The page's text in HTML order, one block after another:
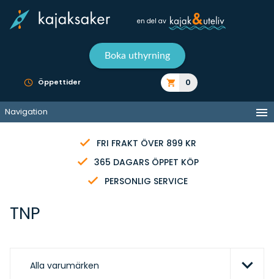
en del av
Boka uthyrning
Öppettider 0
Navigation
FRI FRAKT ÖVER 899 KR
365 DAGARS ÖPPET KÖP
PERSONLIG SERVICE
TNP
Alla varumärken